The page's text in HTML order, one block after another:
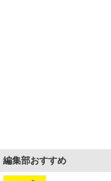
編集部おすすめ